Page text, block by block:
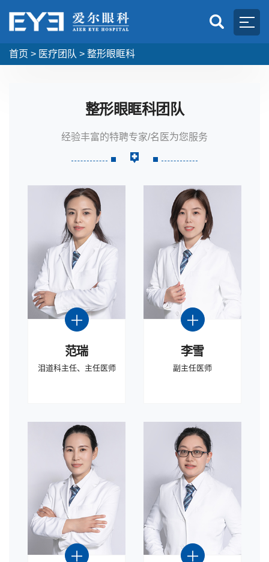
首页 > 医疗团队 > 整形眼眶科
整形眼眶科团队
经验丰富的特聘专家/名医为您服务
范瑞
泪道科主任、主任医师
李雪
副主任医师